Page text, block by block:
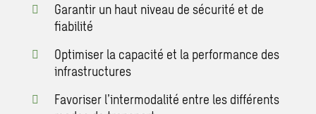
Garantir un haut niveau de sécurité et de
fiabilité
Optimiser la capacité et la performance des
infrastructures
Favoriser l’intermodalité entre les différents